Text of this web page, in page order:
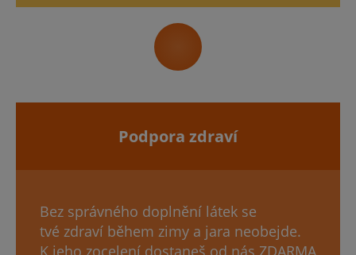
Podpora zdraví
Bez správného doplnění látek se
tvé zdraví během zimy a jara neobejde.
K jeho zocelení dostaneš od nás ZDARMA